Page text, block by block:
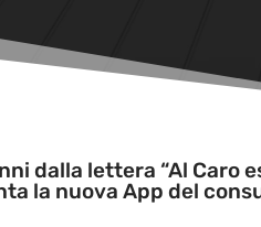
dalla lettera “Al Caro
la nuova App del